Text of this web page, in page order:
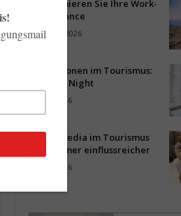
So optimieren Sie Ihre Work-
Life-Balance
3. August 2026
Innovationen im Tourismus:
Start-up Night
31. Juli 2026
Social Media im Tourismus
wird immer einflussreicher
30. Juli 2026